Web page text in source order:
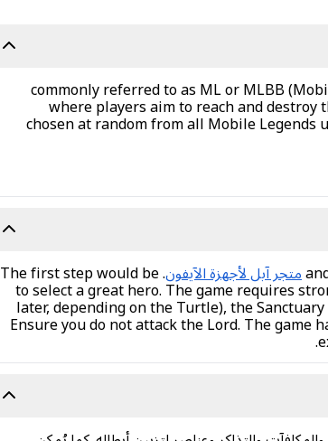
, commonly referred to as ML or MLBB
where players aim to reach and
chosen at random from all Mobile
متجر آبل لأجهزة الآيفون . The first step would be
to select a great hero. The game requires
later, depending on the Turtle), the
Ensure you do not attack the Lord. The game